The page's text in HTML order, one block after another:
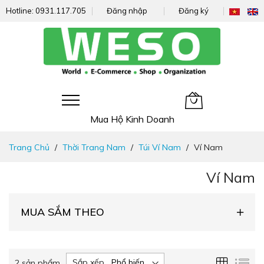
Hotline: 0931.117.705 Đăng nhập Đăng ký
Mua Hộ Kinh Doanh
nhanh
Trang Chủ Thời Trang Nam Túi Ví Nam Ví Nam
Ví Nam
Lưới
MUA SẮM THEO